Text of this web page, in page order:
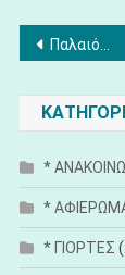
Παλαιότερα άρθρα
*
*
* ΓΙΟΡΤΕΣ